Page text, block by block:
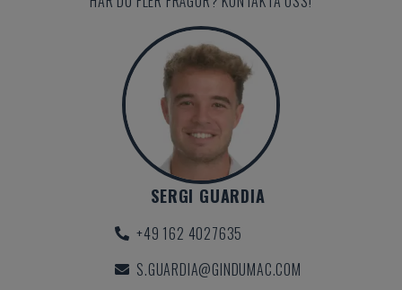
SERGI GUARDIA
+49 162 4027635
S.GUARDIA@GINDUMAC.COM